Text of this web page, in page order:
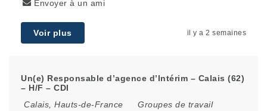
Envoyer à un ami
Voir plus il y a 2 semaines
Un(e) Responsable d’agence d’Intérim – Calais (62)
– H/F – CDI
Calais Hauts-de-France
Groupes de travail